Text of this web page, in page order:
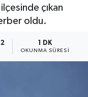
çıkan
oldu.
1 DK
OKUNMA SÜRESI